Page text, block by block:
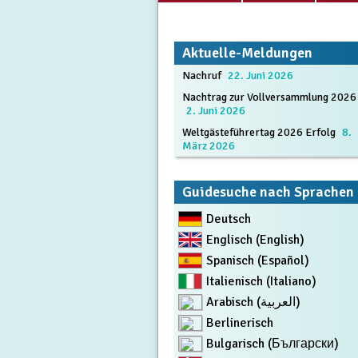
Aktuelle-Meldungen
Nachruf 22. Juni 2026
Nachtrag zur Vollversammlung 2026
2. Juni 2026
Weltgästeführertag 2026 Erfolg 8.
März 2026
Guidesuche nach Sprachen
Deutsch
Englisch (English)
Spanisch (Español)
Italienisch (Italiano)
Arabisch (العربية)
Berlinerisch
Bulgarisch (Български)